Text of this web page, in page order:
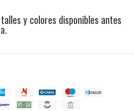
y colores disponibles antes